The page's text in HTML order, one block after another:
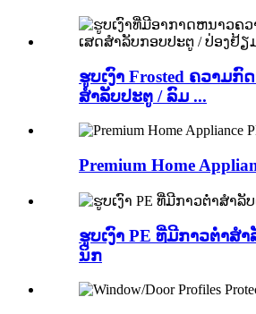
ຮູບເງົາ Frosted ຄວາມກົ
ສໍາລັບປະຕູ / ລົມ ...
Premium Home
ຮູບເງົາ PE ທີ່ມີກາວຕ່ໍາສໍາ
ນິກ